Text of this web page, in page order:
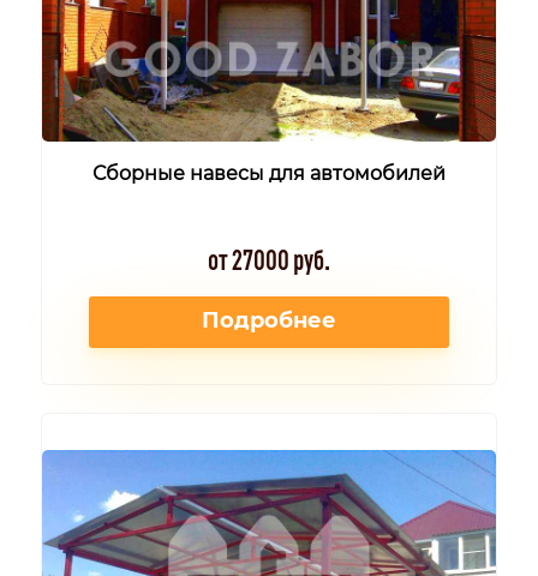
Сборные навесы для автомобилей
от 27000 руб.
Подробнее